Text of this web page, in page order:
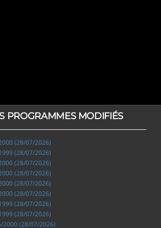
PROGRAMMES MODIFIÉS
(28/07/2026)
(28/07/2026)
(28/07/2026)
(28/07/2026)
(28/07/2026)
(28/07/2026)
(28/07/2026)
(28/07/2026)
2000 (28/07/2026)